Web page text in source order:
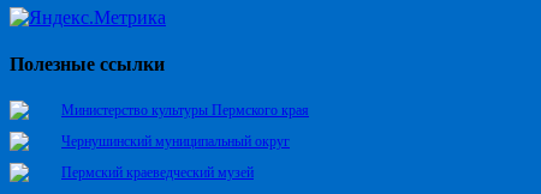
Полезные ссылки
Министерство культуры Пермского края
Чернушинский муниципальный округ
Пермский краеведческий музей